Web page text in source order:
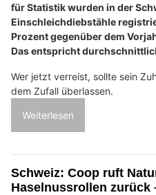
für Statistik wurden in der
Einschleichdiebstähle
Prozent gegenüber dem
Das entspricht
Wer jetzt verreist, sollte sein
dem Zufall überlassen.
Weiterlesen
Schweiz: Coop ruft
Haselnussrollen zurück